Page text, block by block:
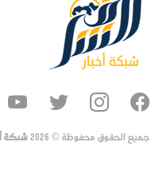
جميع الحقوق محفوظة © 2026شبكة